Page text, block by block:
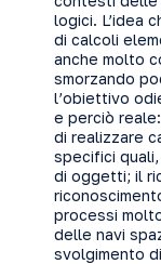
logici. L’idea
di calcoli
anche molto
smorzando
l’obiettivo
e perciò
di realizzare
specifici
di oggetti; il
processi
delle navi
svolgimento